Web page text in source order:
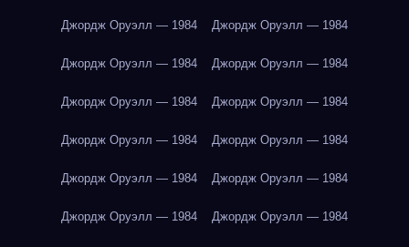
Джордж Оруэлл — 1984 Джордж Оруэлл — 1984
Джордж Оруэлл — 1984 Джордж Оруэлл — 1984
Джордж Оруэлл — 1984 Джордж Оруэлл — 1984
Джордж Оруэлл — 1984 Джордж Оруэлл — 1984
Джордж Оруэлл — 1984 Джордж Оруэлл — 1984
Джордж Оруэлл — 1984 Джордж Оруэлл — 1984